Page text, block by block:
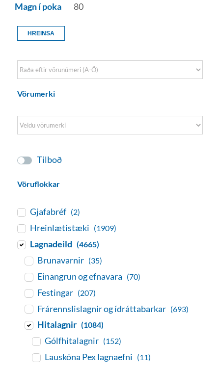
Magn í poka
80
HREINSA
Sort Products
Vörumerki
Tilboð
Vöruflokkar
Gjafabréf (2)
Hreinlætistæki (1909)
Lagnadeild (4665)
Brunavarnir (35)
Einangrun og efnavara (70)
Festingar (207)
Frárennslislagnir og ídráttabarkar (693)
Hitalagnir (1084)
Gólfhitalagnir (152)
Lauskóna Pex lagnaefni (11)